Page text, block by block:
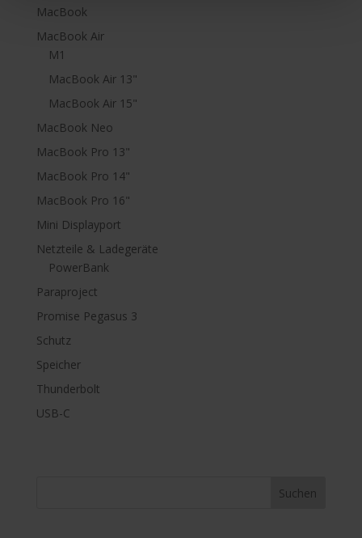
MacBook
MacBook Air
M1
MacBook Air 13"
MacBook Air 15"
MacBook Neo
MacBook Pro 13"
MacBook Pro 14"
MacBook Pro 16"
Mini Displayport
Netzteile & Ladegeräte
PowerBank
Paraproject
Promise Pegasus 3
Schutz
Speicher
Thunderbolt
USB-C